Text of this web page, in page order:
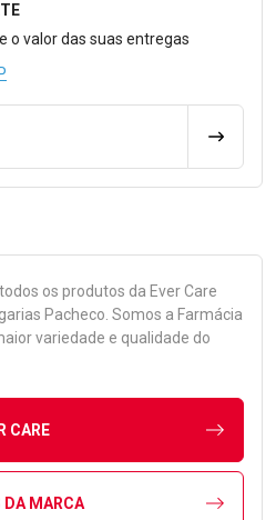
o Frete
o valor das suas entregas
os produtos da Ever Care
Pacheco. Somos a Farmácia
variedade e qualidade do
CARE
DA MARCA